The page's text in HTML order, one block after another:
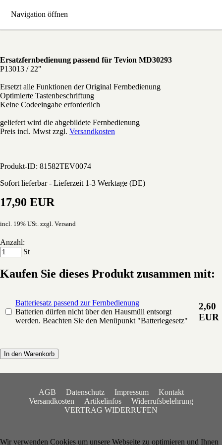
Navigation öffnen
MD-30293 Tevion Ersatz Fernbedienung
Ersatzfernbedienung passend für Tevion MD30293
P13013 / 22"
Ersetzt alle Funktionen der Original Fernbedienung
Optimierte Tastenbeschriftung
Keine Codeeingabe erforderlich
geliefert wird die abgebildete Fernbedienung
Preis incl. Mwst zzgl. Versandkosten
Produkt-ID: 81582TEV0074
Sofort lieferbar - Lieferzeit 1-3 Werktage (DE)
17,90 EUR
incl. 19% USt. zzgl. Versand
Anzahl:
St
Kaufen Sie dieses Produkt zusammen mit:
Batteriesatz passend zur Fernbedienung
Batterien dürfen nicht über den Hausmüll entsorgt
werden. Beachten Sie den Menüpunkt "Batteriegesetz"
2,60
EUR
In den Warenkorb
AGB Datenschutz Impressum
Kontakt
Versandkosten
Artikelinfos
Widerrufsbelehrung
VERTRAG WIDERRUFEN
Wir verwenden Cookies um unsere Webseite zu optimieren und Ihnen